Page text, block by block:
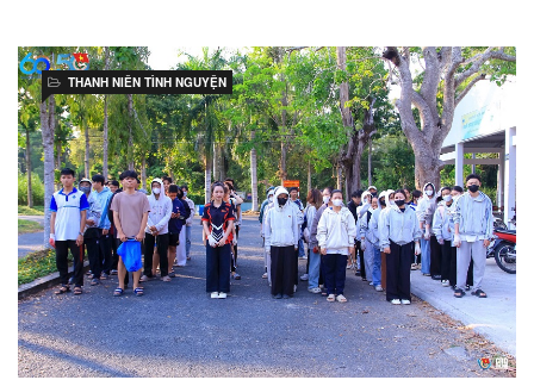
THANH NIÊN TÌNH NGUYỆN